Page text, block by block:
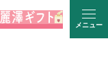
メニュー